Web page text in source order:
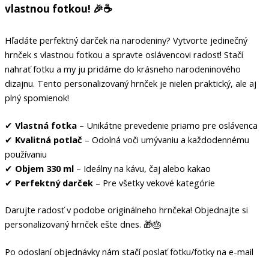
vlastnou fotkou! 🎉☕
Hľadáte perfektný darček na narodeniny? Vytvorte jedinečný
hrnček s vlastnou fotkou a spravte oslávencovi radosť! Stačí
nahrať fotku a my ju pridáme do krásneho narodeninového
dizajnu. Tento personalizovaný hrnček je nielen praktický, ale aj
plný spomienok!
✔ Vlastná fotka – Unikátne prevedenie priamo pre oslávenca
✔ Kvalitná potlač – Odolná voči umývaniu a každodennému
používaniu
✔ Objem 330 ml – Ideálny na kávu, čaj alebo kakao
✔ Perfektný darček – Pre všetky vekové kategórie
Darujte radosť v podobe originálneho hrnčeka! Objednajte si
personalizovaný hrnček ešte dnes. 🎁🎂
Po odoslaní objednávky nám stačí poslať fotku/fotky na e-mail